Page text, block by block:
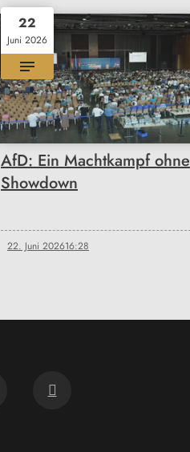
22
Juni 2026
AfD: Ein Machtkampf ohne
Showdown
22. Juni 202616:28